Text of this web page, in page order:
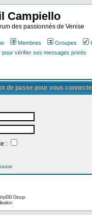
Campiello
des passionnés de Venise
Membres Groupes
pour vérifier ses messages privés
de passe pour vous
:
Group